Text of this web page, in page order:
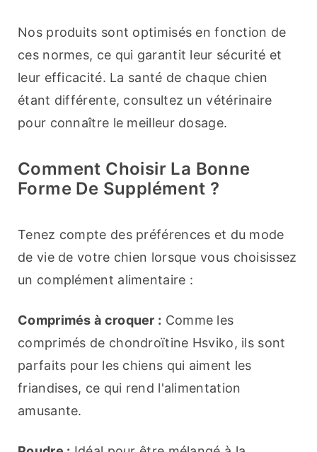
Nos produits sont optimisés en fonction de
ces normes, ce qui garantit leur sécurité et
leur efficacité. La santé de chaque chien
étant différente, consultez un vétérinaire
pour connaître le meilleur dosage.
Comment Choisir La Bonne
Forme De Supplément ?
Tenez compte des préférences et du mode
de vie de votre chien lorsque vous choisissez
un complément alimentaire :
Comprimés à croquer : Comme les
comprimés de chondroïtine Hsviko, ils sont
parfaits pour les chiens qui aiment les
friandises, ce qui rend l'alimentation
amusante.